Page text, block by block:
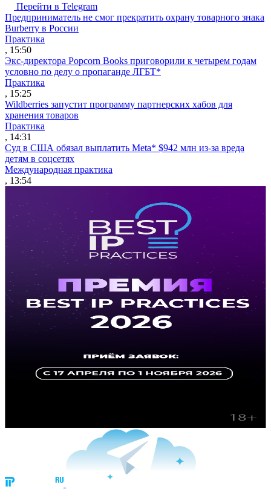
Перейти в Telegram
Предприниматель не смог прекратить охрану товарного знака
Burberry в России
Практика
, 15:50
Экс-директора Popcorn Books приговорили к четырем годам
условно по делу о пропаганде ЛГБТ*
Практика
, 15:25
Wildberries запустит программу партнерских хабов для
хранения товаров
Практика
, 14:31
Суд в США обязал выплатить Meta* $942 млн из-за вреда
детям в соцсетях
Международная практика
, 13:54